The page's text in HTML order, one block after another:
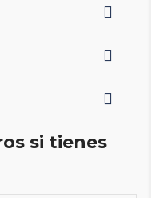
si tienes